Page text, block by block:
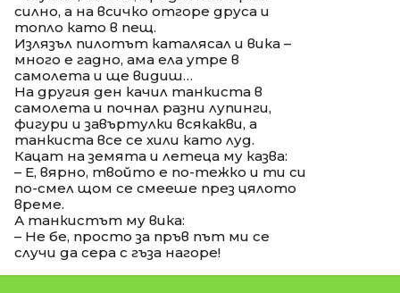
силно, а на всичко отгоре друса и
топло като в пещ.
Излязъл пилотът каталясал и вика –
много е гадно, ама ела утре в
самолета и ще видиш…
На другия ден качил танкиста в
самолета и почнал разни лупинги,
фигури и завъртулки всякакви, а
танкиста все се хили като луд.
Кацат на земята и летеца му казва:
– Е, вярно, твойто е по-тежко и ти си
по-смел щом се смееше през цялото
време.
А танкистът му вика:
– Не бе, просто за пръв път ми се
случи да сера с гъза нагоре!